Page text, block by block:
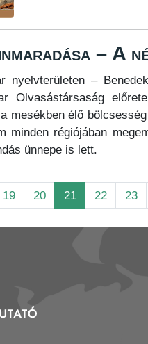
– A
nyelvterületen –
Olvasástársaság
mesékben élő
minden régiójában
ünnepe is lett.
19 20 21 22 23